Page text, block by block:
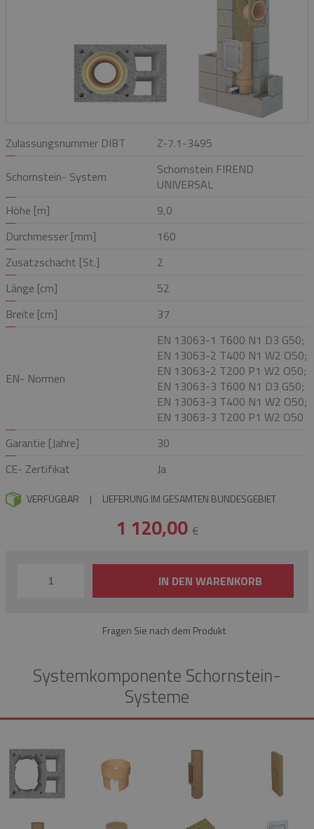
Zulassungsnummer DIBT
Z-7.1-3495
Schornstein- System
Schornstein FIREND
UNIVERSAL
Höhe [m]
9,0
Durchmesser [mm]
160
Zusatzschacht [St.]
2
Länge [cm]
52
Breite [cm]
37
EN- Normen
EN 13063-1 T600 N1 D3 G50;
EN 13063-2 T400 N1 W2 O50;
EN 13063-2 T200 P1 W2 O50;
EN 13063-3 T600 N1 D3 G50;
EN 13063-3 T400 N1 W2 O50;
EN 13063-3 T200 P1 W2 O50
Garantie [Jahre]
30
CE- Zertifikat
Ja
VERFÜGBAR | LIEFERUNG IM GESAMTEN BUNDESGEBIET
1 120,00 €
IN DEN WARENKORB
Fragen Sie nach dem Produkt
Systemkomponente Schornstein-
Systeme